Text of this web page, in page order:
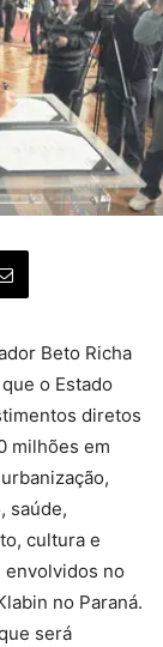
Beto Richa
o Estado
diretos
milhões em
saúde,
cultura e
no
no Paraná.
será